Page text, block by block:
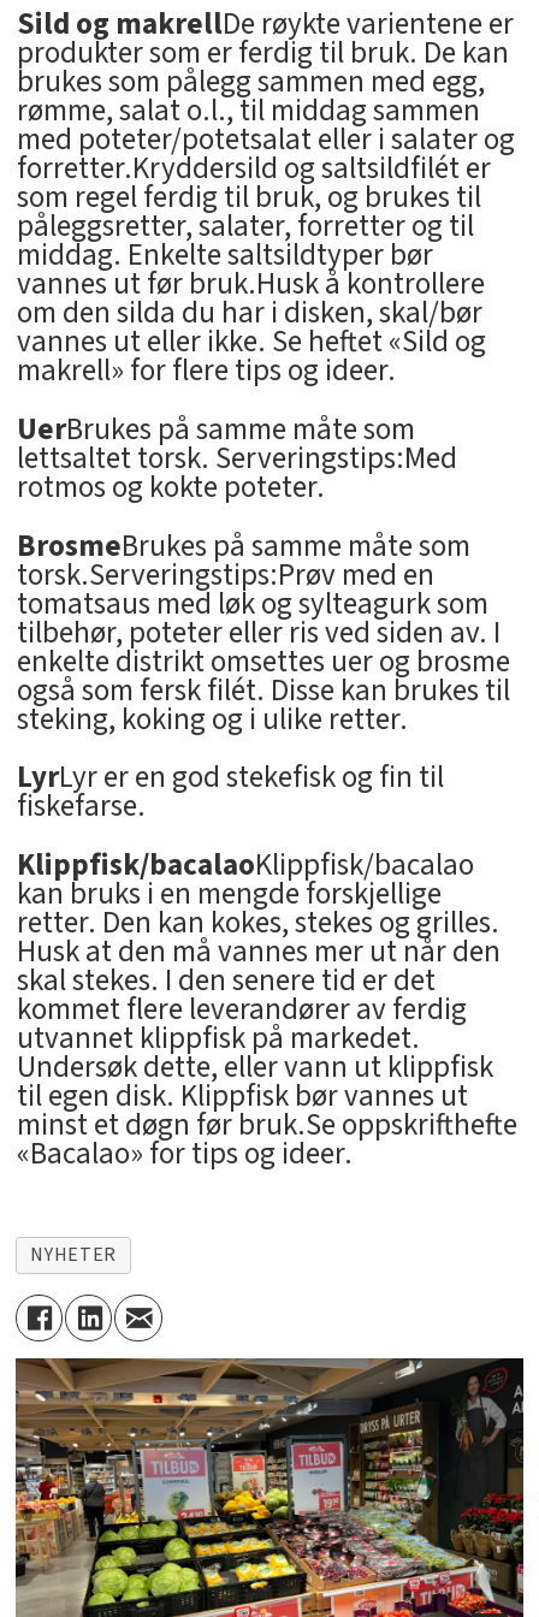
Sild og makrellDe røykte varientene er
produkter som er ferdig til bruk. De kan
brukes som pålegg sammen med egg,
rømme, salat o.l., til middag sammen
med poteter/potetsalat eller i salater og
forretter.Kryddersild og saltsildfilét er
som regel ferdig til bruk, og brukes til
påleggsretter, salater, forretter og til
middag. Enkelte saltsildtyper bør
vannes ut før bruk.Husk å kontrollere
om den silda du har i disken, skal/bør
vannes ut eller ikke. Se heftet «Sild og
makrell» for flere tips og ideer.
UerBrukes på samme måte som
lettsaltet torsk. Serveringstips:Med
rotmos og kokte poteter.
BrosmeBrukes på samme måte som
torsk.Serveringstips:Prøv med en
tomatsaus med løk og sylteagurk som
tilbehør, poteter eller ris ved siden av. I
enkelte distrikt omsettes uer og brosme
også som fersk filét. Disse kan brukes til
steking, koking og i ulike retter.
LyrLyr er en god stekefisk og fin til
fiskefarse.
Klippfisk/bacalaoKlippfisk/bacalao
kan bruks i en mengde forskjellige
retter. Den kan kokes, stekes og grilles.
Husk at den må vannes mer ut når den
skal stekes. I den senere tid er det
kommet flere leverandører av ferdig
utvannet klippfisk på markedet.
Undersøk dette, eller vann ut klippfisk
til egen disk. Klippfisk bør vannes ut
minst et døgn før bruk.Se oppskrifthefte
«Bacalao» for tips og ideer.
NYHETER